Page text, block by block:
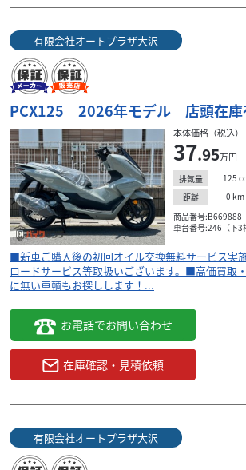
有限会社オートプラザ大沢
PCX125 2026年モデル 店頭在庫
本体価格（税込）
37.95万円
排気量 125 cc
距離 0 km
商品番号:B669888
車台番号:246（下3
■新車ご購入後の初回オイル交換無料サービス実
ロードサービス等取扱いございます。■高価買取
に無い車輌もお探しします！...
お電話でお問い合わせ
在庫確認・見積依頼
有限会社オートプラザ大沢